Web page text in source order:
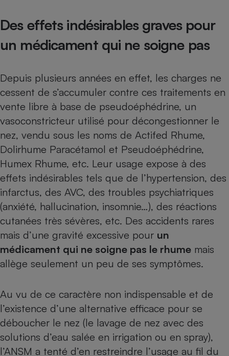
Des effets indésirables graves pour
un médicament qui ne soigne pas
Depuis plusieurs années en effet, les charges ne
cessent de s’accumuler contre ces traitements en
vente libre à base de pseudoéphédrine, un
vasoconstricteur utilisé pour décongestionner le
nez, vendu sous les noms de Actifed Rhume,
Dolirhume Paracétamol et Pseudoéphédrine,
Humex Rhume, etc. Leur usage expose à des
effets indésirables tels que de l’hypertension, des
infarctus, des AVC, des troubles psychiatriques
(anxiété, hallucination, insomnie…), des réactions
cutanées très sévères, etc. Des accidents rares
mais d’une gravité excessive pour un
médicament qui ne soigne pas le rhume mais
allège seulement un peu de ses symptômes.
Au vu de ce caractère non indispensable et de
l’existence d’une alternative efficace pour se
déboucher le nez (le lavage de nez avec des
solutions d’eau salée en irrigation ou en spray),
l’ANSM a tenté d’en restreindre l’usage au fil du
Cafetière à expressos
Robot ménager